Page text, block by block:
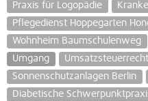
Praxis für Logopädie
Pflegedienst Hoppegarten
Wohnheim Baumschulenweg
Umgang
Sonnenschutzanlagen Berlin
Diabetische